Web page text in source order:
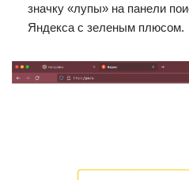
значку «лупы» на панели
Яндекса с зеленым плюсом.